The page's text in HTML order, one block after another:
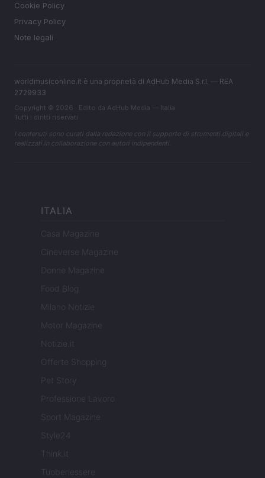
Cookie Policy
Privacy Policy
Note legali
worldmusiconline.it è una proprietà di AdHub Media S.r.l. — REA
2729933
Copyright © 2026 · Edito da AdHub Media — Italia
Tutti i diritti riservati
I contenuti sono curati dalla redazione con il supporto di strumenti digitali e
realizzati in collaborazione con autori indipendenti.
ITALIA
Casa Magazine
Cineverse Magazine
Donne Magazine
Food Blog
Milano Notizie
Motor Magazine
Notizie.it
Offerte Shopping
Pet Story
Professione Lavoro
Sport Magazine
Style24
Think.it
Tuobenessere